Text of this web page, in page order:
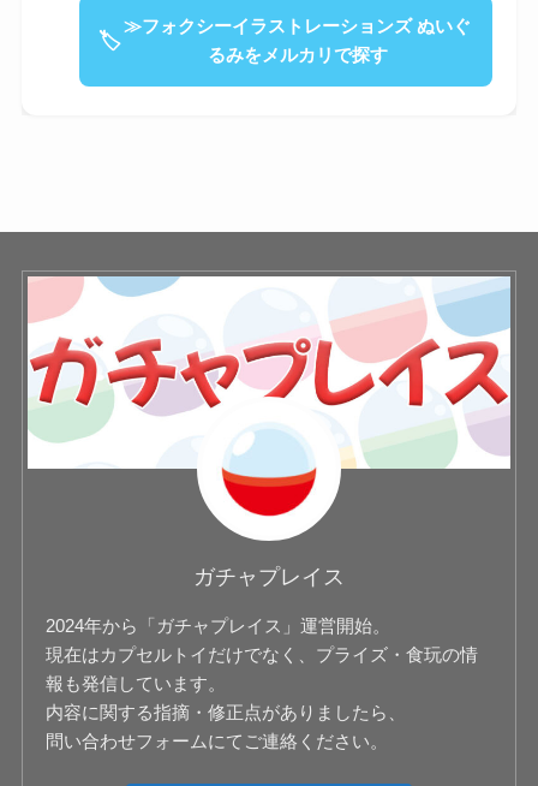
🏷
≫フォクシーイラストレーションズ ぬいぐ
るみをメルカリで探す
ガチャプレイス
2024年から「ガチャプレイス」運営開始。
現在はカプセルトイだけでなく、プライズ・食玩の情
報も発信しています。
内容に関する指摘・修正点がありましたら、
問い合わせフォームにてご連絡ください。